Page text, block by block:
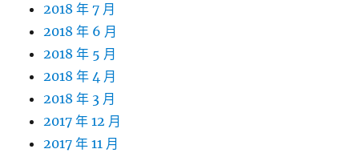
2018 年 7 月
2018 年 6 月
2018 年 5 月
2018 年 4 月
2018 年 3 月
2017 年 12 月
2017 年 11 月